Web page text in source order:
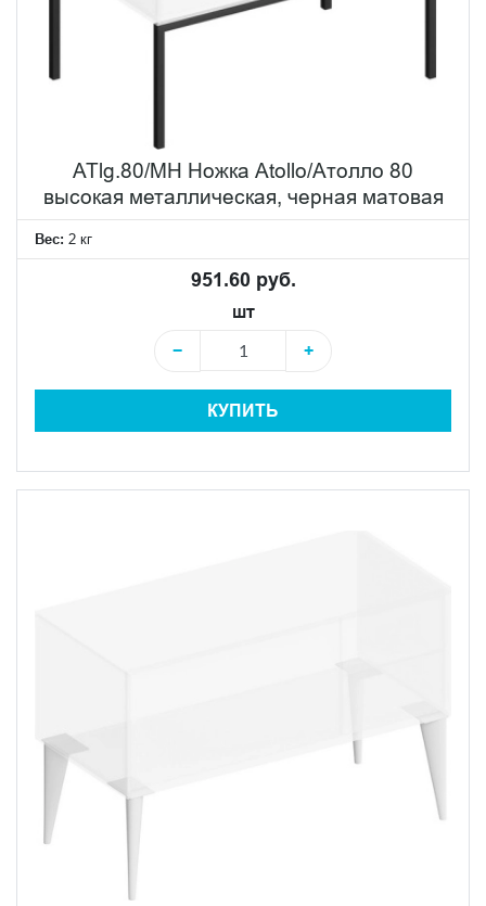
ATlg.80/MH Ножка Atollo/Атолло 80
высокая металлическая, черная матовая
Вес: 2 кг
951.60 руб.
шт
−
+
КУПИТЬ